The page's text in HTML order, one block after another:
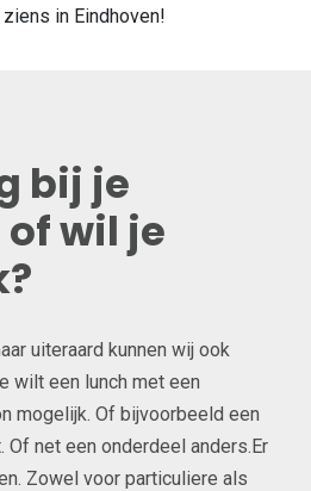
in Eindhoven!
bij je
wil je
uiteraard kunnen wij ook
wilt een lunch met een
mogelijk. Of bijvoorbeeld een
net een onderdeel anders.Er
Zowel voor particuliere als